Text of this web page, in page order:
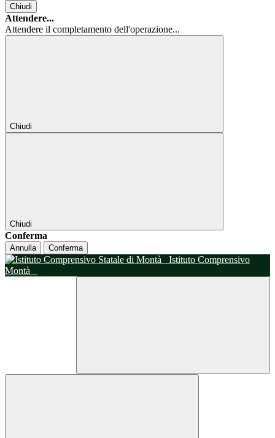
Chiudi
Attendere...
Attendere il completamento dell'operazione...
Chiudi
Chiudi
Conferma
Annulla Conferma
Istituto Comprensivo
Montà